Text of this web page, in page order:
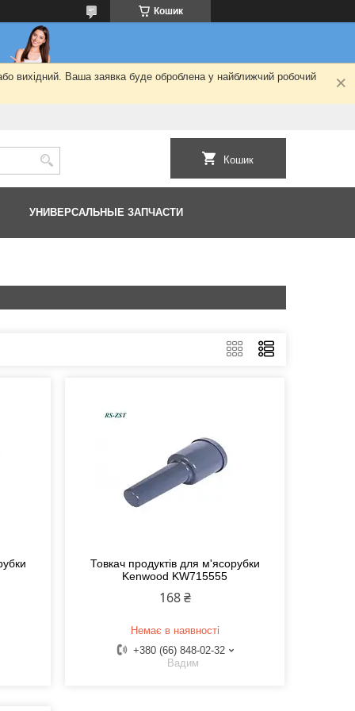
Кошик
вихідний. Ваша заявка буде оброблена у найближчий робочий
Кошик
УНИВЕРСАЛЬНЫЕ ЗАПЧАСТИ
Товкач продуктів для м'ясорубки
Kenwood KW715555
168 ₴
Немає в наявності
+380 (66) 848-02-32
Вадим